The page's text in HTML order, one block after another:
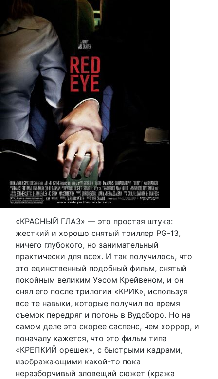
«КРАСНЫЙ ГЛАЗ» — это простая штука:
жесткий и хорошо снятый триллер PG-13,
ничего глубокого, но занимательный
практически для всех. И так получилось, что
это единственный подобный фильм, снятый
покойным великим Уэсом Крейвеном, и он
снял его после трилогии «КРИК», используя
все те навыки, которые получил во время
съемок передряг и погонь в Вудсборо. Но на
самом деле это скорее саспенс, чем хоррор, и
поначалу кажется, что это фильм типа
«КРЕПКИЙ орешек», с быстрыми кадрами,
изображающими какой-то пока
неразборчивый зловещий сюжет (кража